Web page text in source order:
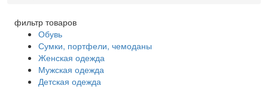
фильтр товаров
Обувь
Сумки, портфели, чемоданы
Женская одежда
Мужская одежда
Детская одежда